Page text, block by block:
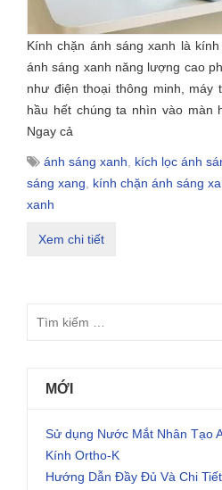
Kính chặn ánh sáng xanh là
ánh sáng xanh năng lượng cao
như điện thoại thông minh, máy
hầu hết chúng ta nhìn vào màn
Ngay cả
ánh sáng xanh kích lọc ánh
sáng xang
kính chặn ánh sáng
xanh
Xem chi tiết
MỚI
Sử dụng Nước Mắt Nhân Tạo
Kính Ortho-K
Hướng Dẫn Đầy Đủ Và Chi